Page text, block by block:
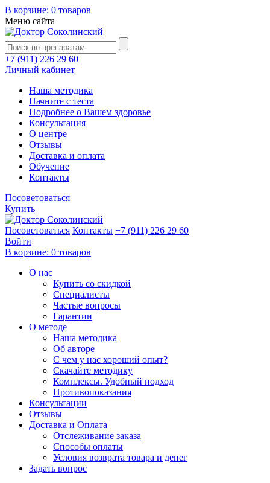
В корзине: 0 товаров
Меню сайта
+7 (911) 226 29 60
Личный кабинет
Наша методика
Начните с теста
Подробнее о Вашем здоровье
Консультация
О центре
Отзывы
Доставка и оплата
Обучение
Контакты
Посоветоваться
Купить
Посоветоваться Контакты +7 (911) 226 29 60
Войти
В корзине: 0 товаров
О нас
Купить со скидкой
Специалисты
Частые вопросы
Гарантии
О методе
Наша методика
Об авторе
С чем у нас хороший опыт?
Скачайте методику
Комплексы. Удобный подход
Противопоказания
Консультации
Отзывы
Доставка и Оплата
Отслеживание заказа
Способы оплаты
Условия возврата товара и денег
Задать вопрос